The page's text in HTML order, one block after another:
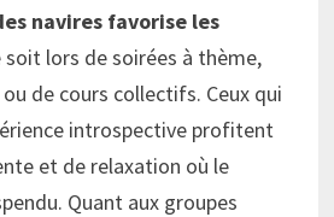
navires favorise les
soit lors de soirées à thème,
de cours collectifs. Ceux qui
introspective profitent
et de relaxation où le
Quant aux groupes